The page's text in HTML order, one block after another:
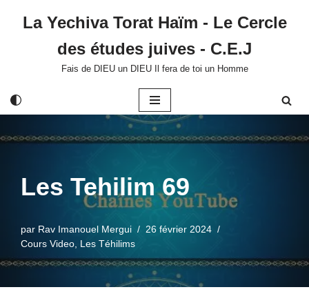
La Yechiva Torat Haïm - Le Cercle
des études juives - C.E.J
Fais de DIEU un DIEU Il fera de toi un Homme
Les Tehilim 69
par Rav Imanouel Mergui
26 février 2024
Cours Video Les Téhilims